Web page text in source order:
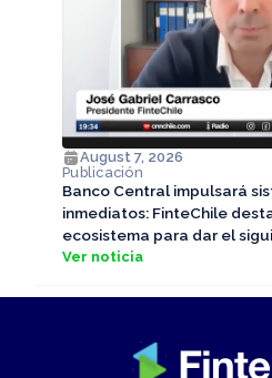
August 7, 2026
Publicación
Banco Central impulsará
inmediatos: FinteChile
ecosistema para dar el
Ver noticia